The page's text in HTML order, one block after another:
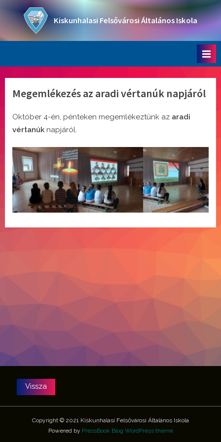
content
Kiskunhalasi Felsővárosi Általános Iskola
Megemlékezés az aradi vértanúk napjáról
Október 4-én, pénteken megemlékeztünk az aradi
vértanúk napjáról.
Copyright © 2021 Kiskunhalasi Felsővárosi Általános Iskola
Powered by PressBook Blog WordPress theme